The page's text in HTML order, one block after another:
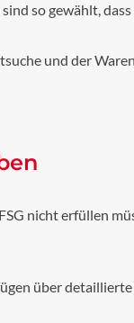
so gewählt,
und der
nicht erfüllen
über